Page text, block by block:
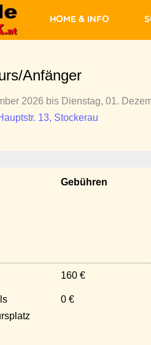
Home & Info
Anfänger
2026 bis Dienstag, 01.
13, Stockerau
Gebühren
160 €
0 €